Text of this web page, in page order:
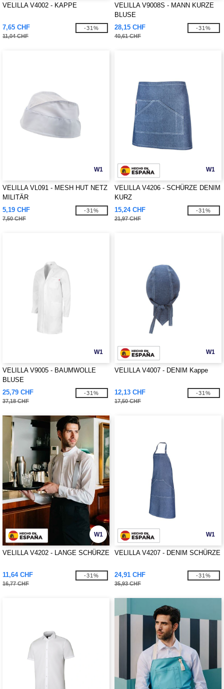
VELILLA V4002 - KAPPE
7,65 CHF
11,04 CHF
-31%
VELILLA V9008S - MANN KURZE
BLUSE
28,15 CHF
40,61 CHF
-31%
W1
VELILLA VL091 - MESH HUT NETZ
MILITÄR
5,19 CHF
7,50 CHF
-31%
W1
VELILLA V4206 - SCHÜRZE DENIM
KURZ
15,24 CHF
21,97 CHF
-31%
W1
VELILLA V9005 - BAUMWOLLE
BLUSE
25,79 CHF
37,18 CHF
-31%
W1
VELILLA V4007 - DENIM Kappe
12,13 CHF
17,50 CHF
-31%
W1
VELILLA V4202 - LANGE SCHÜRZE
11,64 CHF
16,77 CHF
-31%
W1
VELILLA V4207 - DENIM SCHÜRZE
24,91 CHF
35,93 CHF
-31%